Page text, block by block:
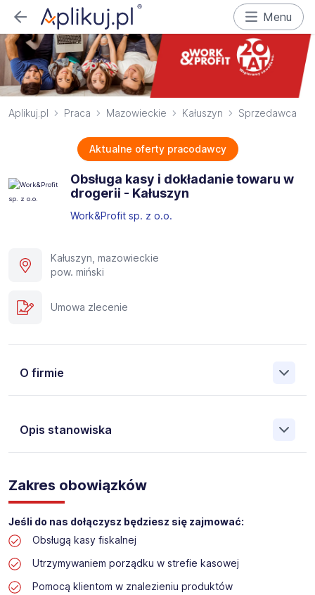
Menu
Aplikuj.pl Praca Mazowieckie Kałuszyn Sprzedawca
Aktualne oferty pracodawcy
Obsługa kasy i dokładanie towaru w
drogerii - Kałuszyn
Work&Profit sp. z o.o.
Kałuszyn, mazowieckie
pow. miński
Umowa zlecenie
O firmie
Opis stanowiska
Pośrednictwa Pracy i Doradztwa Personalnego Work &
Profit jest obecnie jedną z największych niezależnych
polskich agencji zatrudnienia. W ciągu wielu lat naszej
działalności daliśmy pracę przeszło 50 000 pracowników
w całym kraju. Skutecznie znajdujemy pracowników dla
największych firm, jak również małych rodzinnych
przedsiębiorstw w Polsce. Agencja jest wpisana pod nr
Zakres obowiązków
Jeśli do nas dołączysz będziesz się zajmować:
Obsługą kasy fiskalnej
Utrzymywaniem porządku w strefie kasowej
Pomocą klientom w znalezieniu produktów